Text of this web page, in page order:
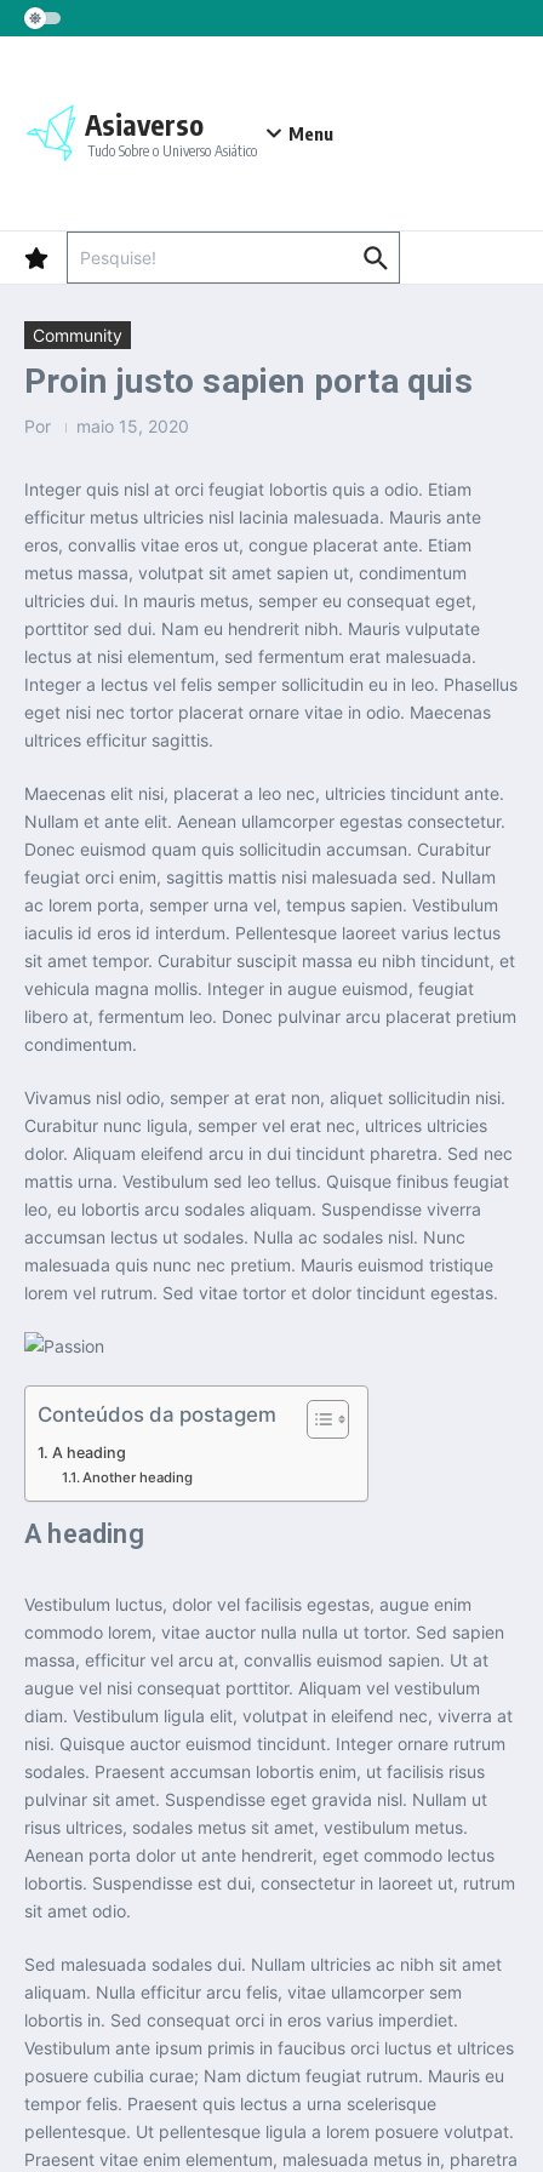
Ir para o conteúdo
Asiaverso
Tudo Sobre o Universo Asiático
Menu
Community
Proin justo sapien porta quis
Por maio 15, 2020
Integer quis nisl at orci feugiat lobortis quis a odio. Etiam
efficitur metus ultricies nisl lacinia malesuada. Mauris ante
eros, convallis vitae eros ut, congue placerat ante. Etiam
metus massa, volutpat sit amet sapien ut, condimentum
ultricies dui. In mauris metus, semper eu consequat eget,
porttitor sed dui. Nam eu hendrerit nibh. Mauris vulputate
lectus at nisi elementum, sed fermentum erat malesuada.
Integer a lectus vel felis semper sollicitudin eu in leo. Phasellus
eget nisi nec tortor placerat ornare vitae in odio. Maecenas
ultrices efficitur sagittis.
Maecenas elit nisi, placerat a leo nec, ultricies tincidunt ante.
Nullam et ante elit. Aenean ullamcorper egestas consectetur.
Donec euismod quam quis sollicitudin accumsan. Curabitur
feugiat orci enim, sagittis mattis nisi malesuada sed. Nullam
ac lorem porta, semper urna vel, tempus sapien. Vestibulum
iaculis id eros id interdum. Pellentesque laoreet varius lectus
sit amet tempor. Curabitur suscipit massa eu nibh tincidunt, et
vehicula magna mollis. Integer in augue euismod, feugiat
libero at, fermentum leo. Donec pulvinar arcu placerat pretium
condimentum.
Vivamus nisl odio, semper at erat non, aliquet sollicitudin nisi.
Curabitur nunc ligula, semper vel erat nec, ultrices ultricies
dolor. Aliquam eleifend arcu in dui tincidunt pharetra. Sed nec
mattis urna. Vestibulum sed leo tellus. Quisque finibus feugiat
leo, eu lobortis arcu sodales aliquam. Suspendisse viverra
accumsan lectus ut sodales. Nulla ac sodales nisl. Nunc
malesuada quis nunc nec pretium. Mauris euismod tristique
lorem vel rutrum. Sed vitae tortor et dolor tincidunt egestas.
Conteúdos da postagem
A heading
Another heading
A heading
Vestibulum luctus, dolor vel facilisis egestas, augue enim
commodo lorem, vitae auctor nulla nulla ut tortor. Sed sapien
massa, efficitur vel arcu at, convallis euismod sapien. Ut at
augue vel nisi consequat porttitor. Aliquam vel vestibulum
diam. Vestibulum ligula elit, volutpat in eleifend nec, viverra at
nisi. Quisque auctor euismod tincidunt. Integer ornare rutrum
sodales. Praesent accumsan lobortis enim, ut facilisis risus
pulvinar sit amet. Suspendisse eget gravida nisl. Nullam ut
risus ultrices, sodales metus sit amet, vestibulum metus.
Aenean porta dolor ut ante hendrerit, eget commodo lectus
lobortis. Suspendisse est dui, consectetur in laoreet ut, rutrum
sit amet odio.
Sed malesuada sodales dui. Nullam ultricies ac nibh sit amet
aliquam. Nulla efficitur arcu felis, vitae ullamcorper sem
lobortis in. Sed consequat orci in eros varius imperdiet.
Vestibulum ante ipsum primis in faucibus orci luctus et ultrices
posuere cubilia curae; Nam dictum feugiat rutrum. Mauris eu
tempor felis. Praesent quis lectus a urna scelerisque
pellentesque. Ut pellentesque ligula a lorem posuere volutpat.
Praesent vitae enim elementum, malesuada metus in, pharetra